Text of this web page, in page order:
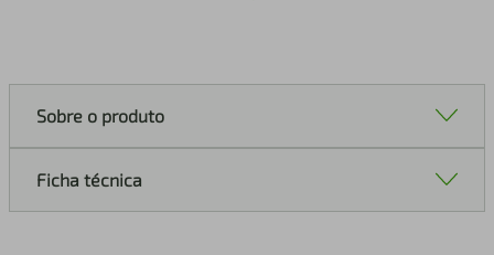
Sobre o produto
Ficha técnica